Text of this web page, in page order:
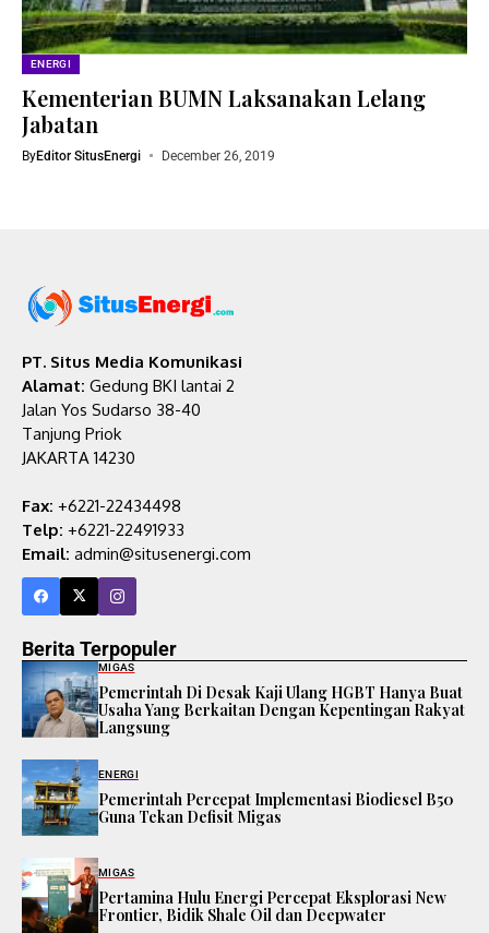
ENERGI
Kementerian BUMN Laksanakan Lelang
Jabatan
ByEditor SitusEnergi December 26, 2019
PT. Situs Media Komunikasi
Alamat: Gedung BKI lantai 2
Jalan Yos Sudarso 38-40
Tanjung Priok
JAKARTA 14230
Fax: +6221-22434498
Telp: +6221-22491933
Email: admin@situsenergi.com
Berita Terpopuler
MIGAS
Pemerintah Di Desak Kaji Ulang HGBT Hanya Buat
Usaha Yang Berkaitan Dengan Kepentingan Rakyat
Langsung
ENERGI
Pemerintah Percepat Implementasi Biodiesel B50
Guna Tekan Defisit Migas
MIGAS
Pertamina Hulu Energi Percepat Eksplorasi New
Frontier, Bidik Shale Oil dan Deepwater